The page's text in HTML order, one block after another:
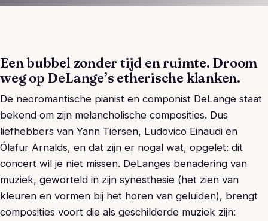
Een bubbel zonder tijd en ruimte. Droom
weg op DeLange’s etherische klanken.
De neoromantische pianist en componist DeLange staat
bekend om zijn melancholische composities. Dus
liefhebbers van Yann Tiersen, Ludovico Einaudi en
Ólafur Arnalds, en dat zijn er nogal wat, opgelet: dit
concert wil je niet missen. DeLanges benadering van
muziek, geworteld in zijn synesthesie (het zien van
kleuren en vormen bij het horen van geluiden), brengt
composities voort die als geschilderde muziek zijn: